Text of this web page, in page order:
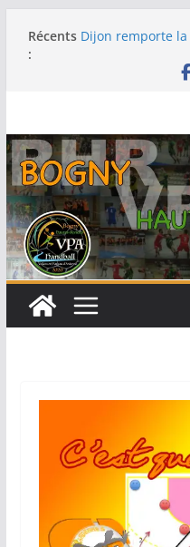
Récents
:
Dijon remporte
au terme d’une
Berlin
Metz remporte la
première fois
du titre Györ
Filière féminine :
sur le podium, -